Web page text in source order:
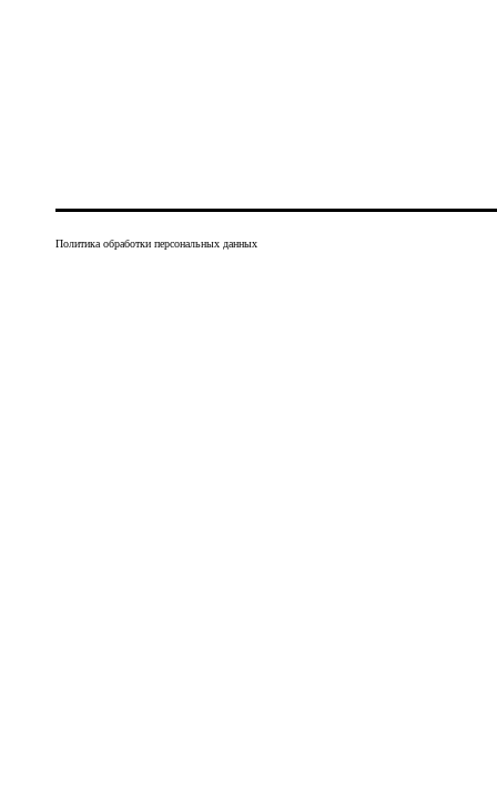
Политика обработки персональных данных